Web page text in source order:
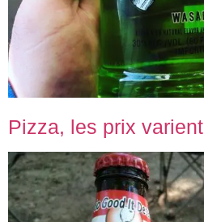
Pizza, les prix varient